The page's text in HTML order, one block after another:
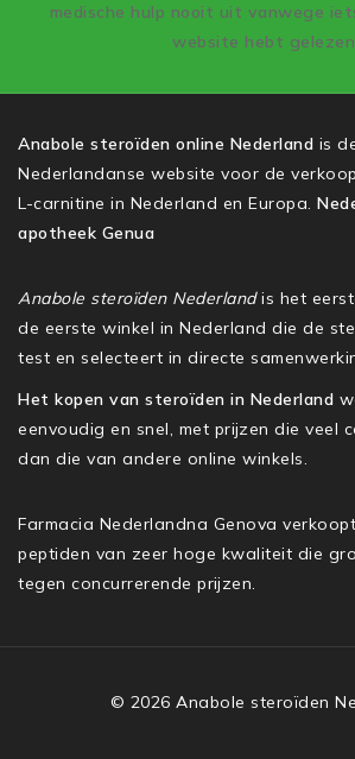
medische hulp nooit uit vanwege
website hebt
Anabole steroïden online Nederland is
Nederlandanse website voor de
L-carnitine in Nederland en Europa.
apotheek Genua
Anabole steroïden Nederlandis het
de eerste winkel in Nederland die de
test en selecteert in directe
Het kopen van steroïden in Nederland
eenvoudig en snel, met prijzen die veel
dan die van andere online winkels.
Farmacia Nederlandna Genova
peptiden van zeer hoge kwaliteit die
tegen concurrerende prijzen.
© 2026 Anabole steroïden